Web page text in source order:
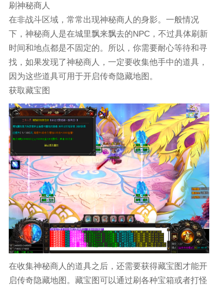
刷神秘商人
在非战斗区域，常常出现神秘商人的身影。一般情况
下，神秘商人是在城里飘来飘去的NPC，不过具体刷新
时间和地点都是不固定的。所以，你需要耐心等待和寻
找，如果发现了神秘商人，一定要收集他手中的道具，
因为这些道具可用于开启传奇隐藏地图。
获取藏宝图
在收集神秘商人的道具之后，还需要获得藏宝图才能开
启传奇隐藏地图。藏宝图可以通过刷各种宝箱或者打怪